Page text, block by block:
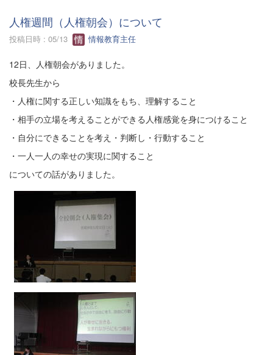
人権週間（人権朝会）について
投稿日時 : 05/13 情報教育主任
12日、人権朝会がありました。
校長先生から
・人権に関する正しい知識をもち、理解すること
・相手の立場を考えることができる人権感覚を身につけること
・自分にできることを考え・判断し・行動すること
・一人一人の幸せの実現に関すること
についての話がありました。